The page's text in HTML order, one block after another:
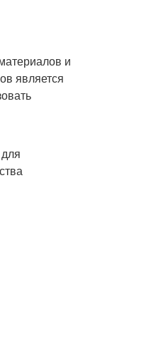
и
является